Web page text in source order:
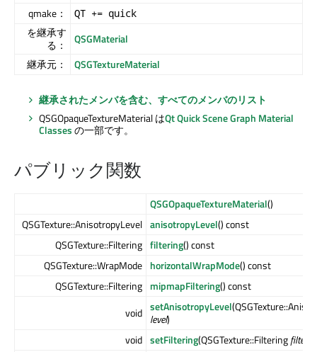
qmake： QT += quick
を継承す
る：
QSGMaterial
継承元：
QSGTextureMaterial
継承されたメンバを含む、すべてのメンバのリスト
QSGOpaqueTextureMaterial はQt QuickScene Graph Material
Classesの一部です。
パブリック関数
QSGOpaqueTextureMaterial()
QSGTexture::AnisotropyLevel anisotropyLevel() const
QSGTexture::Filtering filtering() const
QSGTexture::WrapMode horizontalWrapMode() const
QSGTexture::Filtering mipmapFiltering() const
void setAnisotropyLevel
level)
void setFiltering(QSGTexture::Filtering